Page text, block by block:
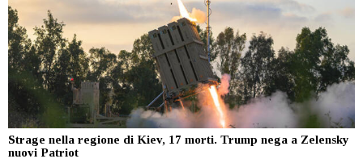
Strage nella regione di Kiev, 17 morti. Trump nega a Zelensky
nuovi Patriot